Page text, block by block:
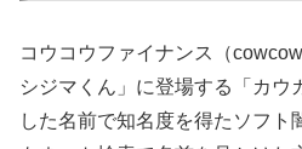
コウコウファイナンス（
シジマくん」に登場する「カウ
した名前で知名度を得たソフト